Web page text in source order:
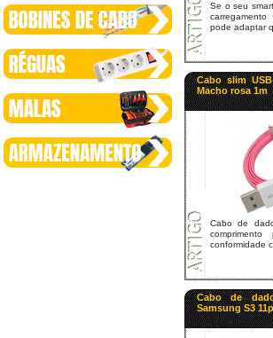
Se o seu
pode adaptar
Cabo slim
Macho rosa 1m
Cabo de
conformidade
Cabo de
Samsung S3